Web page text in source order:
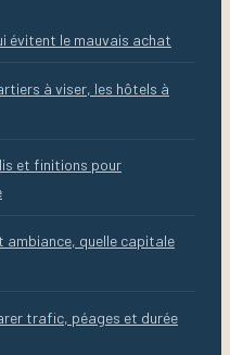
évitent le mauvais achat
à viser, les hôtels à
et finitions pour
ambiance, quelle capitale
trafic, péages et durée